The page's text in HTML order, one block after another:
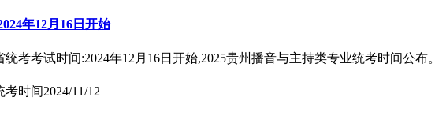
年12月16日开始
考考试时间:2024年12月16日开始,2025贵州播音与主持类专业统考时间公布。
考时间2024/11/12